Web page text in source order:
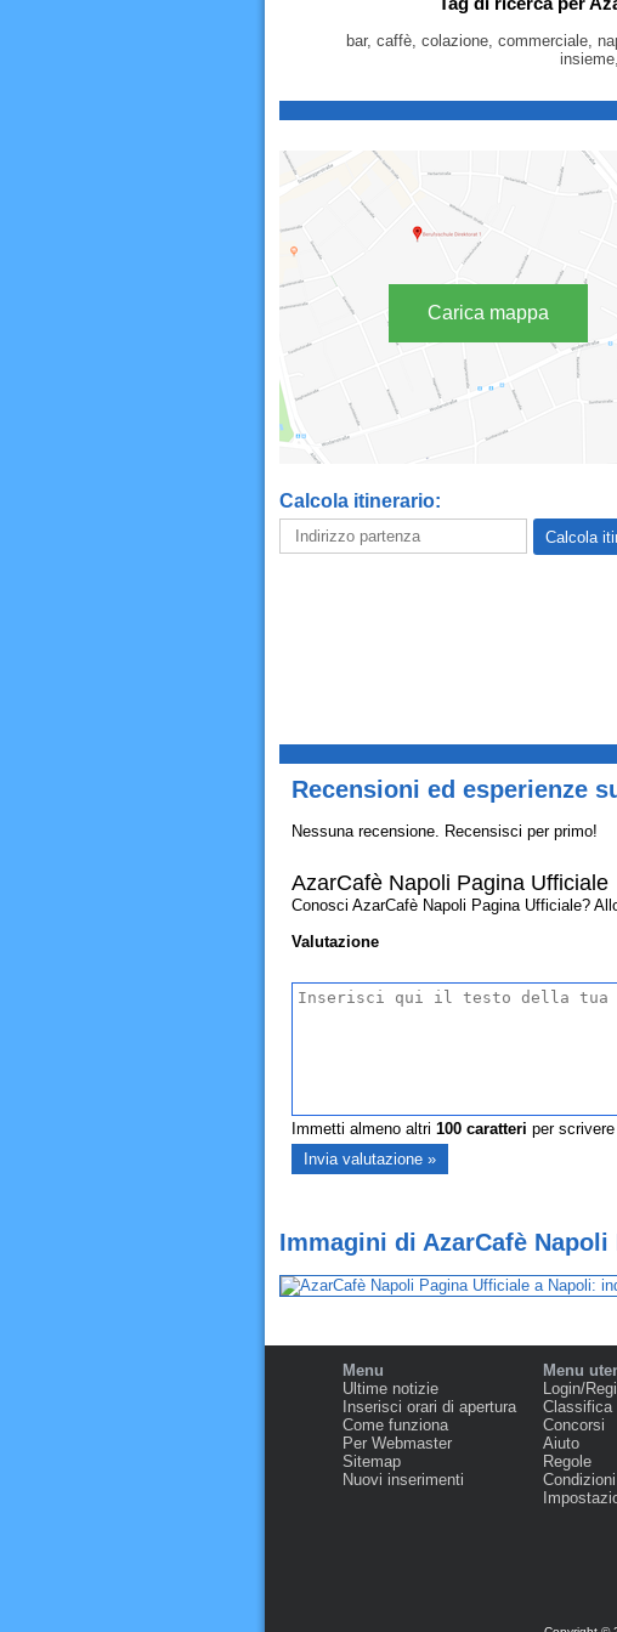
bar, caffè, colazione, commerciale,
Carica mappa
Calcola itinerario:
Recensioni ed esperienze
Nessuna recensione. Recensisci per primo!
AzarCafè Napoli Pagina Ufficiale
Conosci AzarCafè Napoli Pagina Ufficiale?
Valutazione
Immetti almeno altri 100caratteri per
Immagini di AzarCafè
Menu
Ultime notizie
Inserisci orari di apertura
Come funziona
Per Webmaster
Sitemap
Nuovi inserimenti
Menu
Login/
Classifica
Concorsi
Aiuto
Regole
Condizioni